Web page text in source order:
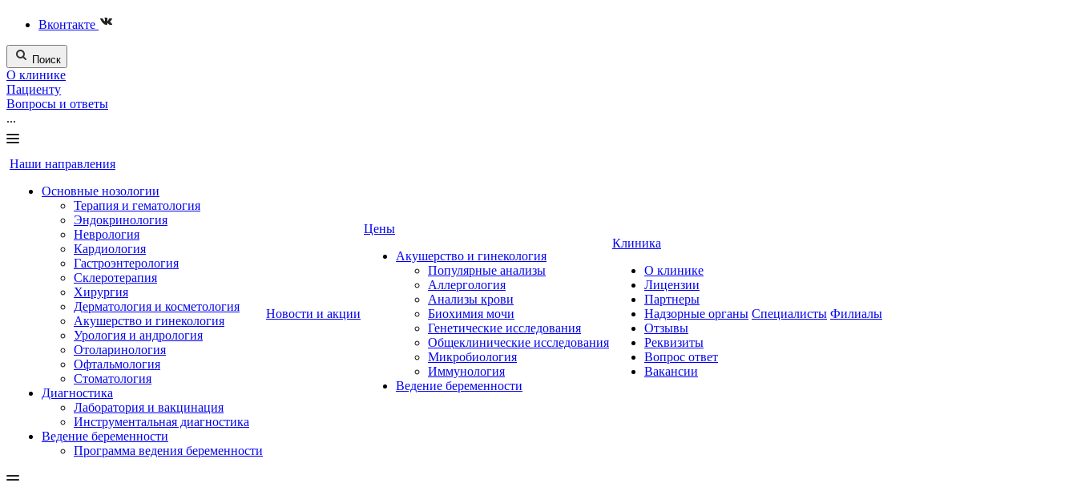
Вконтакте
Поиск
О клинике
Пациенту
Вопросы и ответы
...
Наши направления
Основные нозологии
Терапия и гематология
Эндокринология
Неврология
Кардиология
Гастроэнтерология
Склеротерапия
Хирургия
Дерматология и косметология
Акушерство и гинекология
Урология и андрология
Отоларинология
Офтальмология
Стоматология
Диагностика
Лаборатория и вакцинация
Инструментальная диагностика
Ведение беременности
Программа ведения беременности
Новости и акции
Цены
Акушерство и гинекология
Популярные анализы
Аллергология
Анализы крови
Биохимия мочи
Генетические исследования
Общеклинические исследования
Микробиология
Иммунология
Ведение беременности
Клиника
О клинике
Лицензии
Партнеры
Надзорные органы
Отзывы
Реквизиты
Вопрос ответ
Вакансии
Специалисты Филиалы